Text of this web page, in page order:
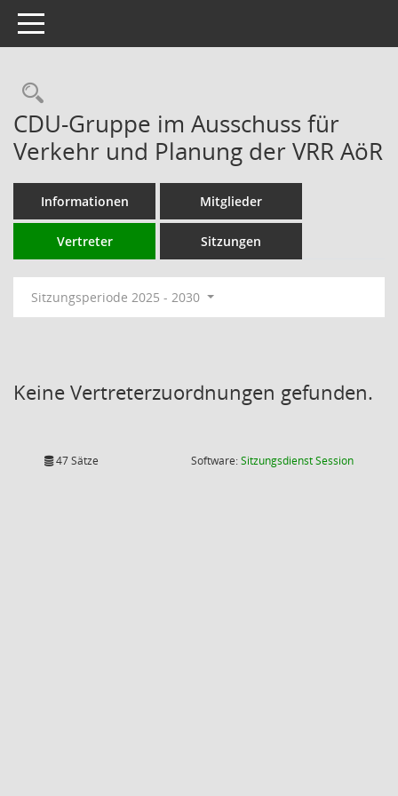
Toggle navigation
Rechercheauswahl
CDU-Gruppe im Ausschuss für
Verkehr und Planung der VRR AöR
Informationen Mitglieder
Vertreter Sitzungen
Sitzungsperiode 2025 - 2030
Keine Vertreterzuordnungen gefunden.
47 Sätze Software:SitzungsdienstSession(Wird in